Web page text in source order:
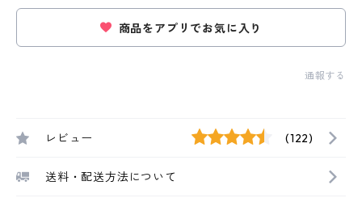
商品をアプリでお気に入り
通報する
レビュー (122)
送料・配送方法について